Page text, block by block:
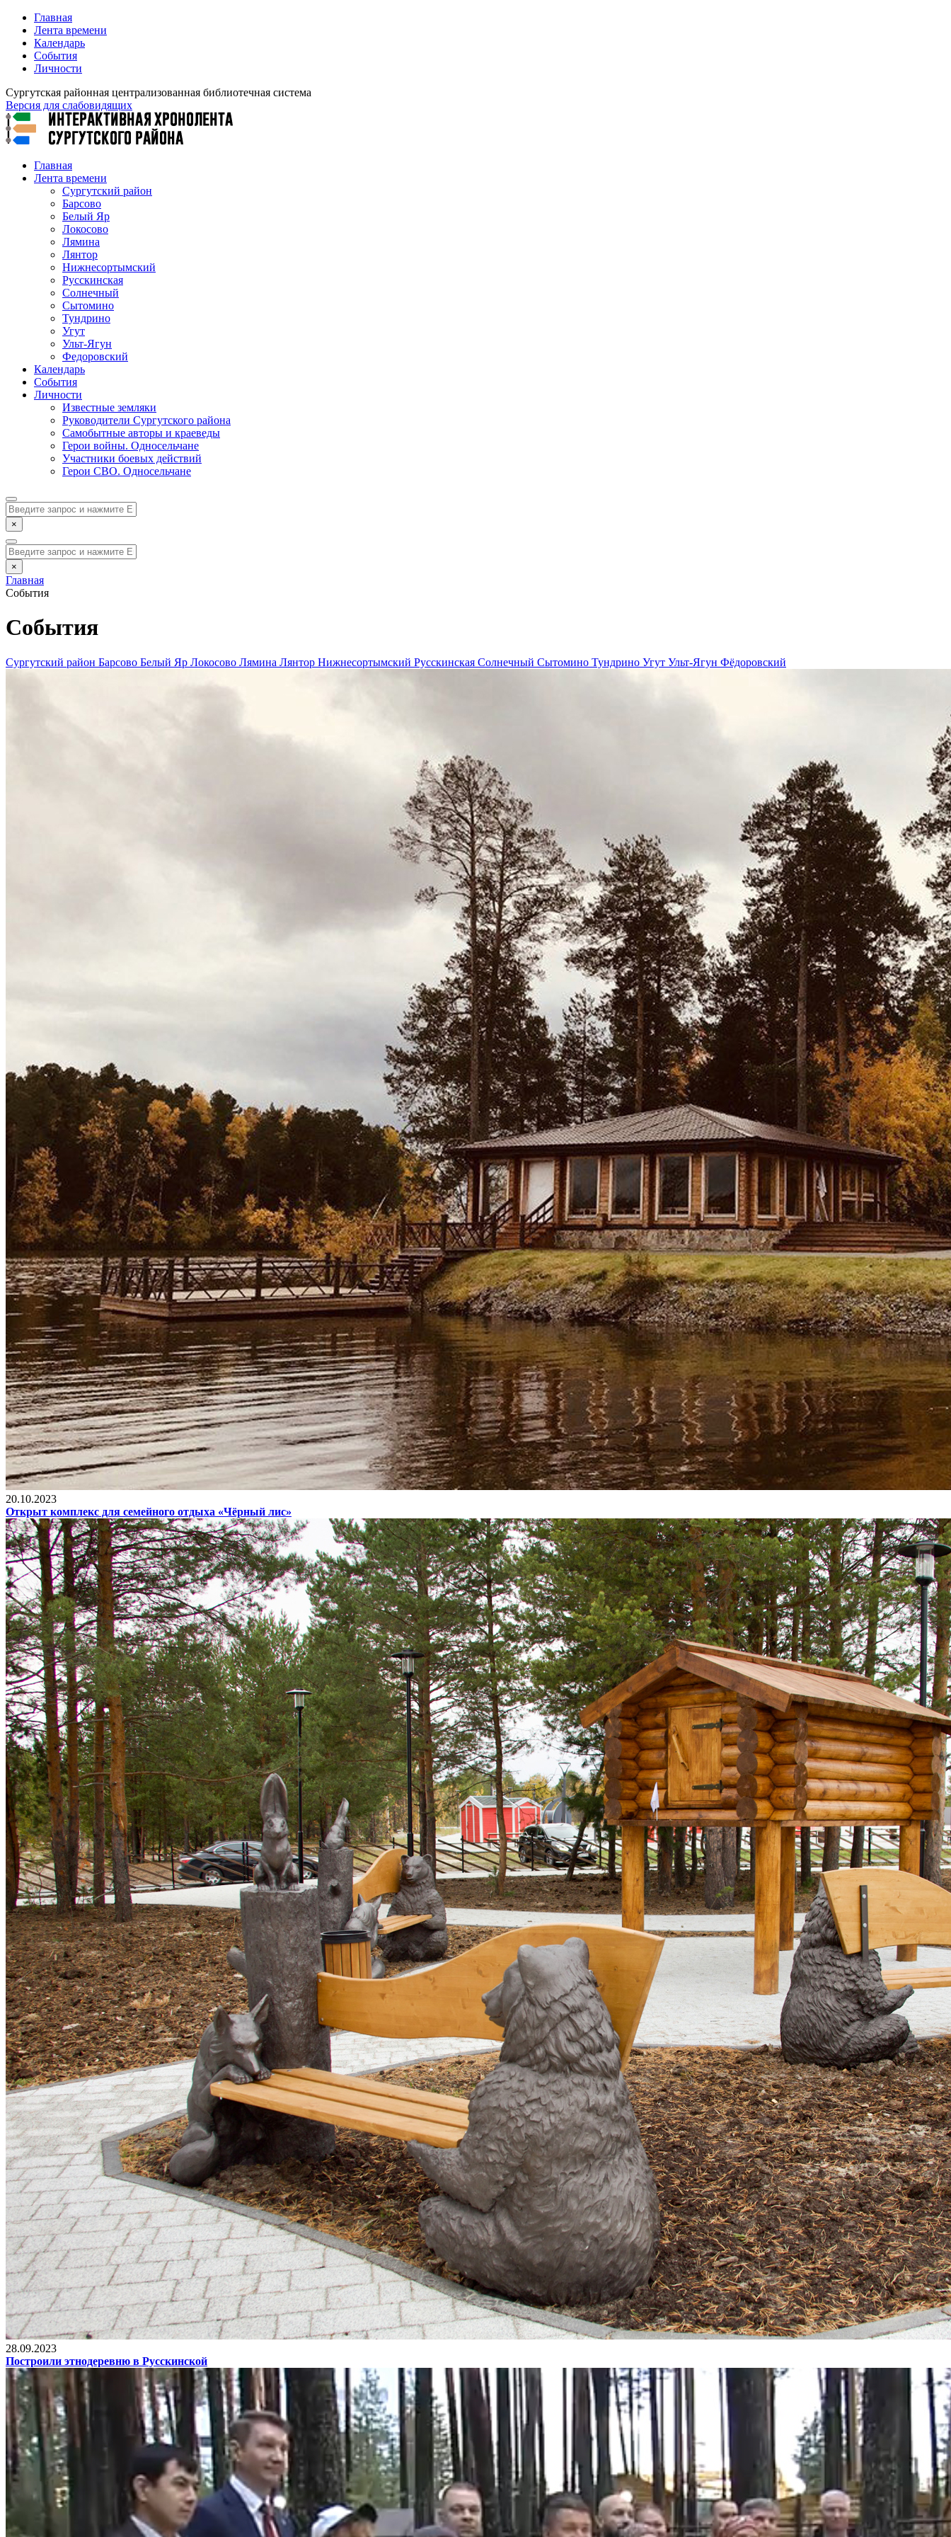
Главная
Лента времени
Календарь
События
Личности
Сургутская районная централизованная библиотечная система
Версия для слабовидящих
Главная
Лента времени
Сургутский район
Барсово
Белый Яр
Локосово
Лямина
Лянтор
Нижнесортымский
Русскинская
Солнечный
Сытомино
Тундрино
Угут
Ульт-Ягун
Федоровский
Календарь
События
Личности
Известные земляки
Руководители Сургутского района
Самобытные авторы и краеведы
Герои войны. Односельчане
Участники боевых действий
Герои СВО. Односельчане
×
×
Главная
События
События
Сургутский район Барсово Белый Яр Локосово Лямина Лянтор Нижнесортымский Русскинская Солнечный Сытомино Тундрино Угут Ульт-Ягун Фёдоровский
20.10.2023
Открыт комплекс для семейного отдыха «Чёрный лис»
28.09.2023
Построили этнодеревню в Русскинской